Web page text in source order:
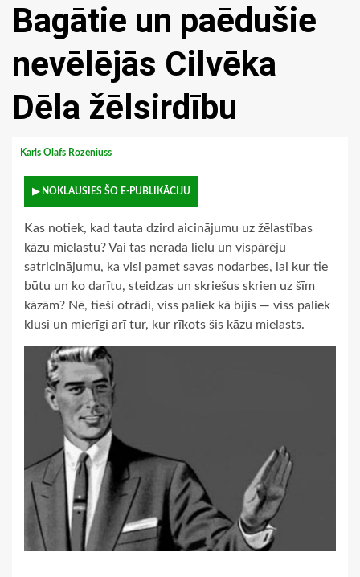
Bagātie un paēdušie
nevēlējās Cilvēka
Dēla žēlsirdību
Karls Olafs Rozeniuss
▶ NOKLAUSIES ŠO E-PUBLIKĀCIJU
Kas notiek, kad tauta dzird aicinājumu uz žēlastības
kāzu mielastu? Vai tas nerada lielu un vispārēju
satricinājumu, ka visi pamet savas nodarbes, lai kur tie
būtu un ko darītu, steidzas un skriešus skrien uz šīm
kāzām? Nē, tieši otrādi, viss paliek kā bijis — viss paliek
klusi un mierīgi arī tur, kur rīkots šis kāzu mielasts.